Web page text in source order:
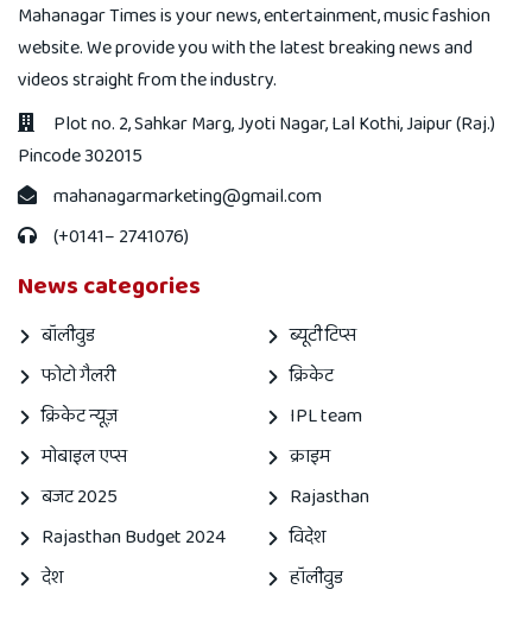
Mahanagar Times is your news, entertainment, music fashion
website. We provide you with the latest breaking news and
videos straight from the industry.
Plot no. 2, Sahkar Marg, Jyoti Nagar, Lal Kothi, Jaipur (Raj.)
Pincode 302015
mahanagarmarketing@gmail.com
(+0141– 2741076)
News categories
बॉलीवुड
ब्यूटी टिप्स
फोटो गैलरी
क्रिकेट
क्रिकेट न्यूज़
IPL team
मोबाइल एप्स
क्राइम
बजट 2025
Rajasthan
Rajasthan Budget 2024
विदेश
देश
हॉलीवुड